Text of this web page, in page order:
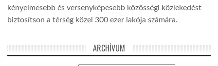
kényelmesebb és versenyképesebb közösségi közlekedést
biztosítson a térség közel 300 ezer lakója számára.
ARCHÍVUM